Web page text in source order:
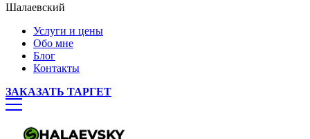
Шалаевский
Услуги и цены
Обо мне
Блог
Контакты
ЗАКАЗАТЬ ТАРГЕТ